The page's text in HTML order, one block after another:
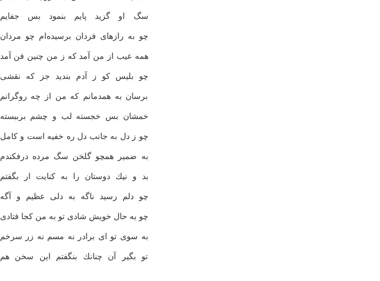
سگ او گزید پایم بنمود بس جفایم
چو به رازهای فردان برسیده‌ام چو مردان
همه عیب از من آمد كه ز من چنین فن آمد
چو بلیس كو ز آدم بندید جز كه نقشی
برسان به همدمانم كه من از چه روگرانم
خمشان بس خجسته لب و چشم برببسته
چو ز دل به جانب دل ره خفیه است و كامل
به ضمیر همچو گلخن سگ مرده درفكندم
بد و نیك دوستان را به كنایت ار بگفتم
چو دلم رسید ناگه به دلی عظیم و آگه
چو به حال خویش شادی تو به من كجا فتادی
به سوی تو ای برادر نه مسم نه زر سرخم
تو بگیر آن چنانك بنگفتم این سخن هم